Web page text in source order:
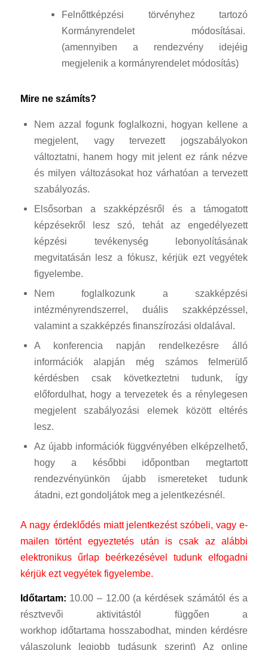
Felnőttképzési törvényhez tartozó
Kormányrendelet módosításai.
(amennyiben a rendezvény idejéig
megjelenik a kormányrendelet módosítás)
Mire ne számíts?
Nem azzal fogunk foglalkozni, hogyan kellene a
megjelent, vagy tervezett jogszabályokon
változtatni, hanem hogy mit jelent ez ránk nézve
és milyen változásokat hoz várhatóan a tervezett
szabályozás.
Elsősorban a szakképzésről és a támogatott
képzésekről lesz szó, tehát az engedélyezett
képzési tevékenység lebonyolításának
megvitatásán lesz a fókusz, kérjük ezt vegyétek
figyelembe.
Nem foglalkozunk a szakképzési
intézményrendszerrel, duális szakképzéssel,
valamint a szakképzés finanszírozási oldalával.
A konferencia napján rendelkezésre álló
információk alapján még számos felmerülő
kérdésben csak következtetni tudunk, így
előfordulhat, hogy a tervezetek és a rénylegesen
megjelent szabályozási elemek között eltérés
lesz.
Az újabb információk függvényében elképzelhető,
hogy a későbbi időpontban megtartott
rendezvényünkön újabb ismereteket tudunk
átadni, ezt gondoljátok meg a jelentkezésnél.
A nagy érdeklődés miatt jelentkezést szóbeli, vagy e-
mailen történt egyeztetés után is csak az alábbi
elektronikus űrlap beérkezésével tudunk elfogadni
kérjük ezt vegyétek figyelembe.
Időtartam: 10.00 – 12.00 (a kérdések számától és a
résztvevői aktivitástól függően a
workhop időtartama hosszabodhat, minden kérdésre
válaszolunk legjobb tudásunk szerint) Az online